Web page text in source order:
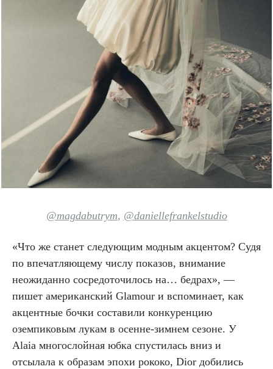
@magdabutrym, @daniellefrankelstudio
«Что же станет следующим модным акцентом? Судя
по впечатляющему числу показов, внимание
неожиданно сосредоточилось на… бедрах», —
пишет американский Glamour и вспоминает, как
акцентные бочки составили конкуренцию
оземпиковым лукам в осенне-зимнем сезоне. У
Alaia многослойная юбка спустилась вниз и
отсылала к образам эпохи рококо, Dior добились